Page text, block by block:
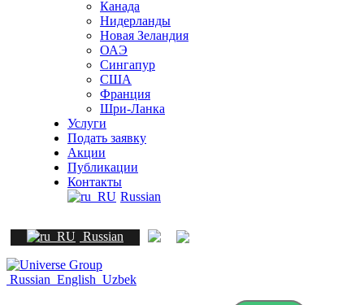
Канада
Нидерланды
Новая Зеландия
ОАЭ
Сингапур
СШA
Франция
Шри-Ланка
Услуги
Подать заявку
Акции
Публикации
Контакты
Russian
Russian
Russian English Uzbek